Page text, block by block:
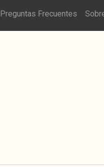
Preguntas Frecuentes